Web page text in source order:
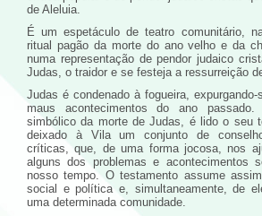
de Aleluia.
É um espetáculo de teatro comunitário,
ritual pagão da morte do ano velho e da
numa representação de pendor judaico
Judas, o traidor e se festeja a ressurreição
Judas é condenado à fogueira,
maus acontecimentos do ano
simbólico da morte de Judas, é lido o seu
deixado à Vila um conjunto de
críticas, que, de uma forma jocosa, nos
alguns dos problemas e acontecimentos
nosso tempo. O testamento assume
social e política e, simultaneamente, de
uma determinada comunidade.